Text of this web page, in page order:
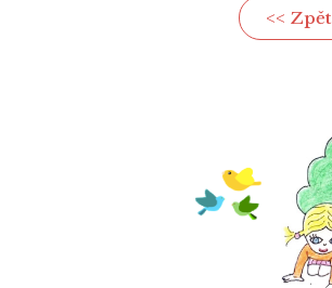
<<